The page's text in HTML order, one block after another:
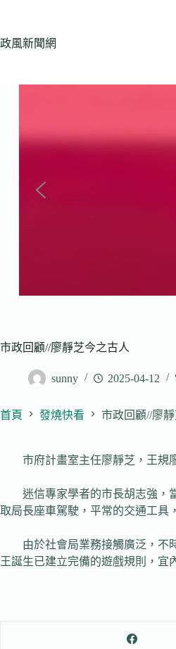
主
政風新聞網
市政回顧//廖靜芝今之古人
sunny 2025-04-12
首頁 發燒快看 市政回顧//廖
市府計畫室主任廖靜芝，王規廖
迷信專家學者的市長胡志強，當
取局長座車駕駛，平常的交通工具
由於社會局業務接觸廣泛，不時
王誕生已建立完備的遊戲規則，宜